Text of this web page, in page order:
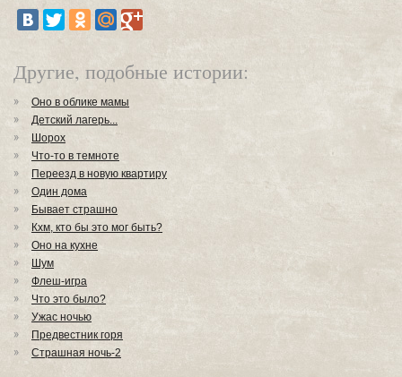
Другие, подобные истории:
Оно в облике мамы
Детский лагерь...
Шорох
Что-то в темноте
Переезд в новую квартиру
Один дома
Бывает страшно
Кхм, кто бы это мог быть?
Оно на кухне
Шум
Флеш-игра
Что это было?
Ужас ночью
Предвестник горя
Страшная ночь-2